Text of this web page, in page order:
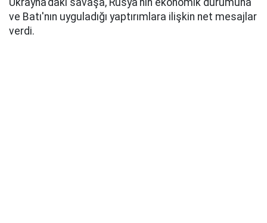
ve Batı'nın uyguladığı yaptırımlara ilişkin net mesajlar
verdi.